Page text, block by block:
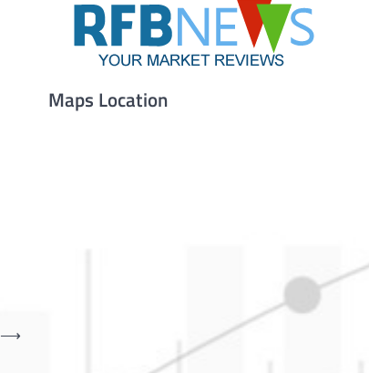
⟶
Maps Location